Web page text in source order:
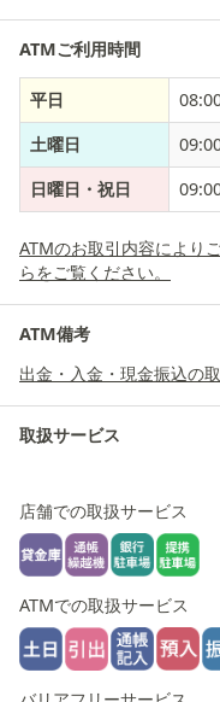
ATMご利用時間
平日
土曜日
日曜日・祝日
ATMのお取引内容により
らをご覧ください。
ATM備考
出金・入金・現金振込の
取扱サービス
店舗での取扱サービス
ATMでの取扱サービス